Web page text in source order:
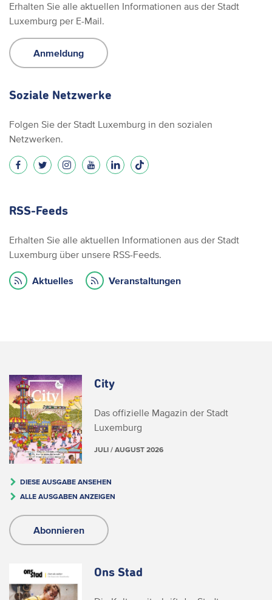
Erhalten Sie alle aktuellen Informationen aus der Stadt
Luxemburg per E-Mail.
Anmeldung
Soziale Netzwerke
Folgen Sie der Stadt Luxemburg in den sozialen
Netzwerken.
RSS-Feeds
Erhalten Sie alle aktuellen Informationen aus der Stadt
Luxemburg über unsere RSS-Feeds.
Aktuelles Veranstaltungen
City
Das offizielle Magazin der Stadt
Luxemburg
JULI / AUGUST 2026
DIESE AUSGABE ANSEHEN
ALLE AUSGABEN ANZEIGEN
Abonnieren
Ons Stad